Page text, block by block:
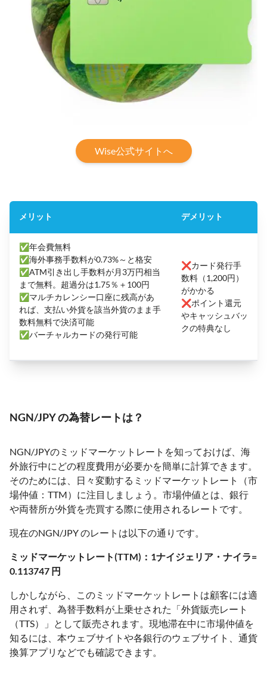
Wise公式サイトへ
メリット デメリット
✅年会費無料
✅海外事務手数料が0.73%～と格安
✅ATM引き出し手数料が月3万円相当
まで無料。超過分は1.75％＋100円
✅マルチカレンシー口座に残高があ
れば、支払い外貨を該当外貨のまま手
数料無料で決済可能
✅バーチャルカードの発行可能
❌カード発行手
数料（1,200円）
がかかる
❌ポイント還元
やキャッシュバッ
クの特典なし
NGN/JPY の為替レートは？
NGN/JPYのミッドマーケットレートを知っておけば、海
外旅行中にどの程度費用が必要かを簡単に計算できます。
そのためには、日々変動するミッドマーケットレート（市
場仲値：TTM）に注目しましょう。市場仲値とは、銀行
や両替所が外貨を売買する際に使用されるレートです。
現在のNGN/JPY のレートは以下の通りです。
ミッドマーケットレート(TTM)：1ナイジェリア・ナイラ=
0.113747 円
しかしながら、このミッドマーケットレートは顧客には適
用されず、為替手数料が上乗せされた「外貨販売レート
（TTS）」として販売されます。現地滞在中に市場仲値を
知るには、本ウェブサイトや各銀行のウェブサイト、通貨
換算アプリなどでも確認できます。